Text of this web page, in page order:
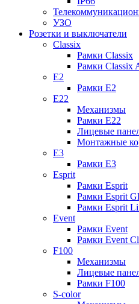
УЗО
Розетки и выключатели
Classix
Рамки Classix
Рамки Classix
E2
Рамки E2
E22
Механизмы
Рамки E22
Лицевые
Монтажные
E3
Рамки E3
Esprit
Рамки Esprit
Рамки Esprit
Рамки Esprit
Event
Рамки Event
Рамки Event
F100
Механизмы
Лицевые
Рамки F100
S-color